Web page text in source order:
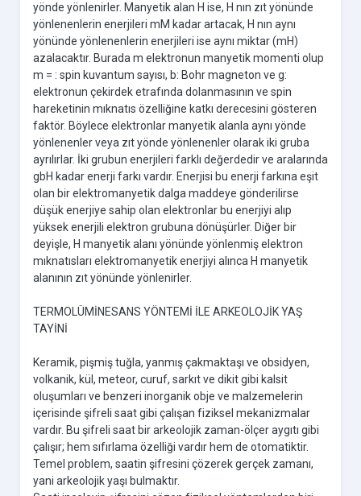
yönde yönlenirler. Manyetik alan H ise, H nın zıt yönünde
yönlenenlerin enerjileri mM kadar artacak, H nın aynı
yönünde yönlenenlerin enerjileri ise aynı miktar (mH)
azalacaktır. Burada m elektronun manyetik momenti olup
m = : spin kuvantum sayısı, b: Bohr magneton ve g:
elektronun çekirdek etrafında dolanmasının ve spin
hareketinin mıknatıs özelliğine katkı derecesini gösteren
faktör. Böylece elektronlar manyetik alanla aynı yönde
yönlenenler veya zıt yönde yönlenenler olarak iki gruba
ayrılırlar. İki grubun enerjileri farklı değerdedir ve aralarında
gbH kadar enerji farkı vardır. Enerjisi bu enerji farkına eşit
olan bir elektromanyetik dalga maddeye gönderilirse
düşük enerjiye sahip olan elektronlar bu enerjiyi alıp
yüksek enerjili elektron grubuna dönüşürler. Diğer bir
deyişle, H manyetik alanı yönünde yönlenmiş elektron
mıknatısları elektromanyetik enerjiyi alınca H manyetik
alanının zıt yönünde yönlenirler.
TERMOLÜMİNESANS YÖNTEMİ İLE ARKEOLOJİK YAŞ
TAYİNİ
Keramik, pişmiş tuğla, yanmış çakmaktaşı ve obsidyen,
volkanik, kül, meteor, curuf, sarkıt ve dikit gibi kalsit
oluşumları ve benzeri inorganik obje ve malzemelerin
içerisinde şifreli saat gibi çalışan fiziksel mekanizmalar
vardır. Bu şifreli saat bir arkeolojik zaman-ölçer aygıtı gibi
çalışır; hem sıfırlama özelliği vardır hem de otomatiktir.
Temel problem, saatin şifresini çözerek gerçek zamanı,
yani arkeolojik yaşı bulmaktır.